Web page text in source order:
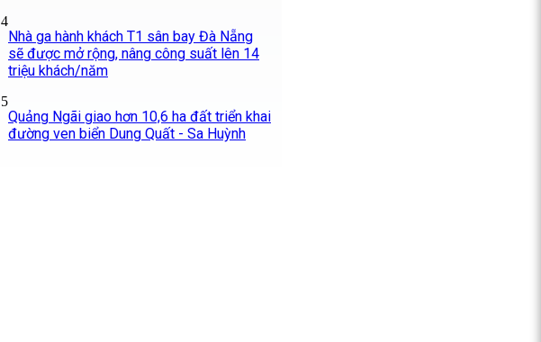
4
Nhà ga hành khách T1 sân bay Đà Nẵng
sẽ được mở rộng, nâng công suất lên 14
triệu khách/năm
5
Quảng Ngãi giao hơn 10,6 ha đất triển khai
đường ven biển Dung Quất - Sa Huỳnh